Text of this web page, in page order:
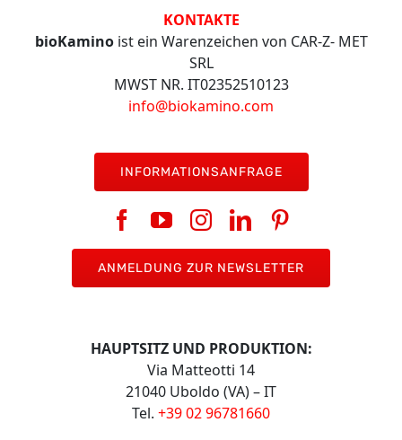
KONTAKTE
bioKaminoist ein Warenzeichen von CAR-Z- MET
SRL
MWST NR. IT02352510123
info@biokamino.com
INFORMATIONSANFRAGE
ANMELDUNG ZUR NEWSLETTER
HAUPTSITZ UND PRODUKTION:
Via Matteotti 14
21040 Uboldo (VA) – IT
Tel. +39 02 96781660